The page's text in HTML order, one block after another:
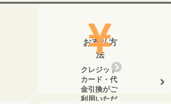
お支払方
法
クレジット
カード・代
金引換がご
利用いただ